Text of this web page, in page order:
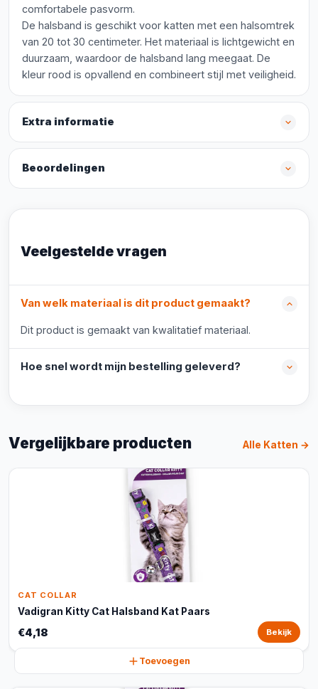
comfortabele pasvorm.
De halsband is geschikt voor katten met een halsomtrek
van 20 tot 30 centimeter. Het materiaal is lichtgewicht en
duurzaam, waardoor de halsband lang meegaat. De
kleur rood is opvallend en combineert stijl met veiligheid.
Extra informatie
Beoordelingen
Veelgestelde vragen
Van welk materiaal is dit product gemaakt?
Dit product is gemaakt van kwalitatief materiaal.
Hoe snel wordt mijn bestelling geleverd?
Vergelijkbare producten Alle Katten →
CAT COLLAR
Vadigran Kitty Cat Halsband Kat Paars
€4,18 Bekijk
Toevoegen